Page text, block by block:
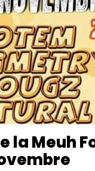
la Meuh